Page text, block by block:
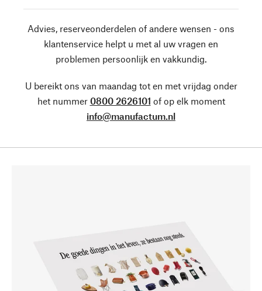
Advies, reserveonderdelen of andere wensen - ons
klantenservice helpt u met al uw vragen en
problemen persoonlijk en vakkundig.
U bereikt ons van maandag tot en met vrijdag onder
het nummer 0800 2626101 of op elk moment
info@manufactum.nl